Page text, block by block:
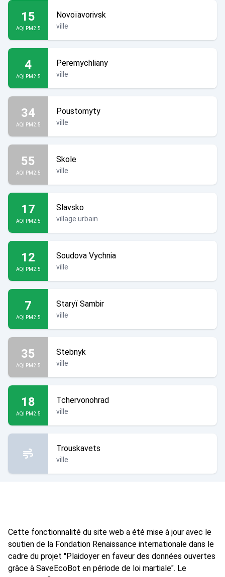
15
AQI PM2.5
Novoïavorivsk
ville
4
AQI PM2.5
Peremychliany
ville
34
AQI PM2.5
Poustomyty
ville
55
AQI PM2.5
Skole
ville
17
AQI PM2.5
Slavsko
village urbain
12
AQI PM2.5
Soudova Vychnia
ville
7
AQI PM2.5
Staryï Sambir
ville
35
AQI PM2.5
Stebnyk
ville
18
AQI PM2.5
Tchervonohrad
ville
Trouskavets
ville
Cette fonctionnalité du site web a été mise à jour avec le
soutien de la Fondation Renaissance internationale dans le
cadre du projet "Plaidoyer en faveur des données ouvertes
grâce à SaveEcoBot en période de loi martiale". Le